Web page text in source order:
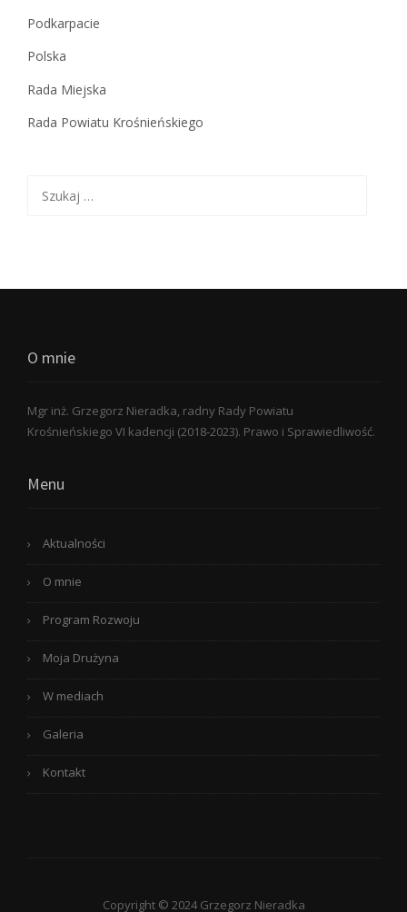
Podkarpacie
Polska
Rada Miejska
Rada Powiatu Krośnieńskiego
O mnie
Mgr inż. Grzegorz Nieradka, radny Rady Powiatu
Krośnieńskiego VI kadencji (2018-2023). Prawo i Sprawiedliwość.
Menu
Aktualności
O mnie
Program Rozwoju
Moja Drużyna
W mediach
Galeria
Kontakt
Copyright © 2024 Grzegorz Nieradka